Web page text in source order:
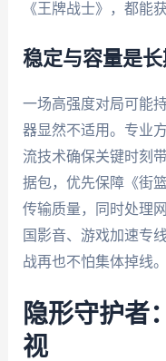
《王牌战士》，都能
稳定与容量是
一场高强度对局可能
器显然不适用。专业
流技术确保关键时刻
据包，优先保障《街
传输质量，同时处理
国影音、游戏加速专
战再也不怕集体掉线。
隐形守护者
视